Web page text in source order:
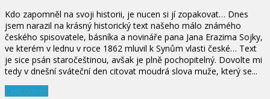
Kdo zapomněl na svoji historii, je nucen si jí zopakovat… Dnes
jsem narazil na krásný historický text našeho málo známého
českého spisovatele, básníka a novináře pana Jana Erazima Sojky,
ve kterém v lednu v roce 1862 mluvil k Synům vlasti české… Text
je sice psán staročeštinou, avšak je plně pochopitelný. Dovolte mi
tedy v dnešní sváteční den citovat moudrá slova muže, který se...
Celý článek